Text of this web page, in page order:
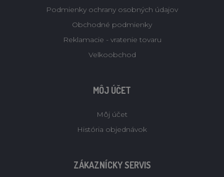
Podmienky ochrany osobných údajov
Obchodné podmienky
Reklamacie - vratenie tovaru
Velkoobchod
MÔJ ÚČET
Môj účet
História objednávok
ZÁKAZNÍCKY SERVIS